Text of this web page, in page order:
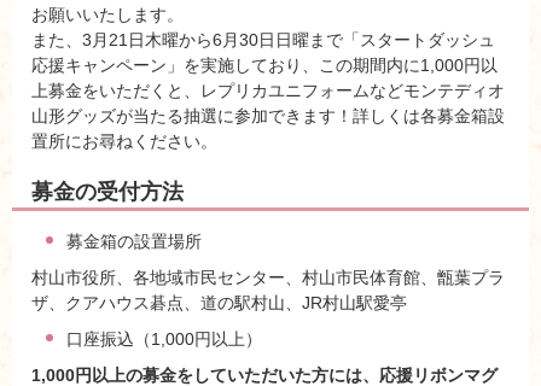
お願いいたします。
また、3月21日木曜から6月30日日曜まで「スタートダッシュ
応援キャンペーン」を実施しており、この期間内に1,000円以
上募金をいただくと、レプリカユニフォームなどモンテディオ
山形グッズが当たる抽選に参加できます！詳しくは各募金箱設
置所にお尋ねください。
募金の受付方法
募金箱の設置場所
村山市役所、各地域市民センター、村山市民体育館、甑葉プラ
ザ、クアハウス碁点、道の駅村山、JR村山駅愛亭
口座振込（1,000円以上）
1,000円以上の募金をしていただいた方には、応援リボンマグ